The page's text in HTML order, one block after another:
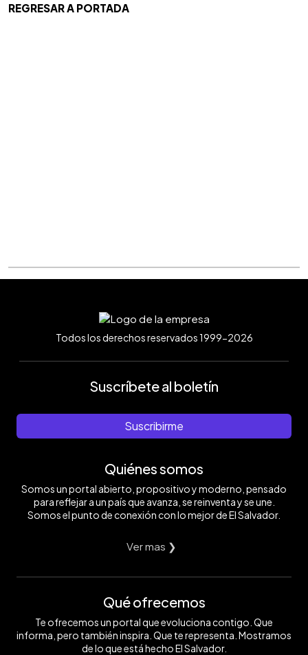
REGRESAR A PORTADA
Todos los derechos reservados 1999-2026
Suscríbete al boletín
Suscribirme
Quiénes somos
Somos un portal abierto, propositivo y moderno, pensado
para reflejar a un país que avanza, se reinventa y se une.
Somos el punto de conexión con lo mejor de El Salvador.
Ver mas ❯
Qué ofrecemos
Te ofrecemos un portal que evoluciona contigo. Que
informa, pero también inspira. Que te representa. Mostramos
de lo que está hecho El Salvador.